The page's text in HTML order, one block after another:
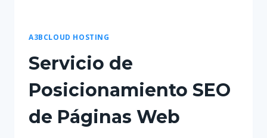
A3BCLOUD HOSTING
Servicio de
Posicionamiento SEO
de Páginas Web